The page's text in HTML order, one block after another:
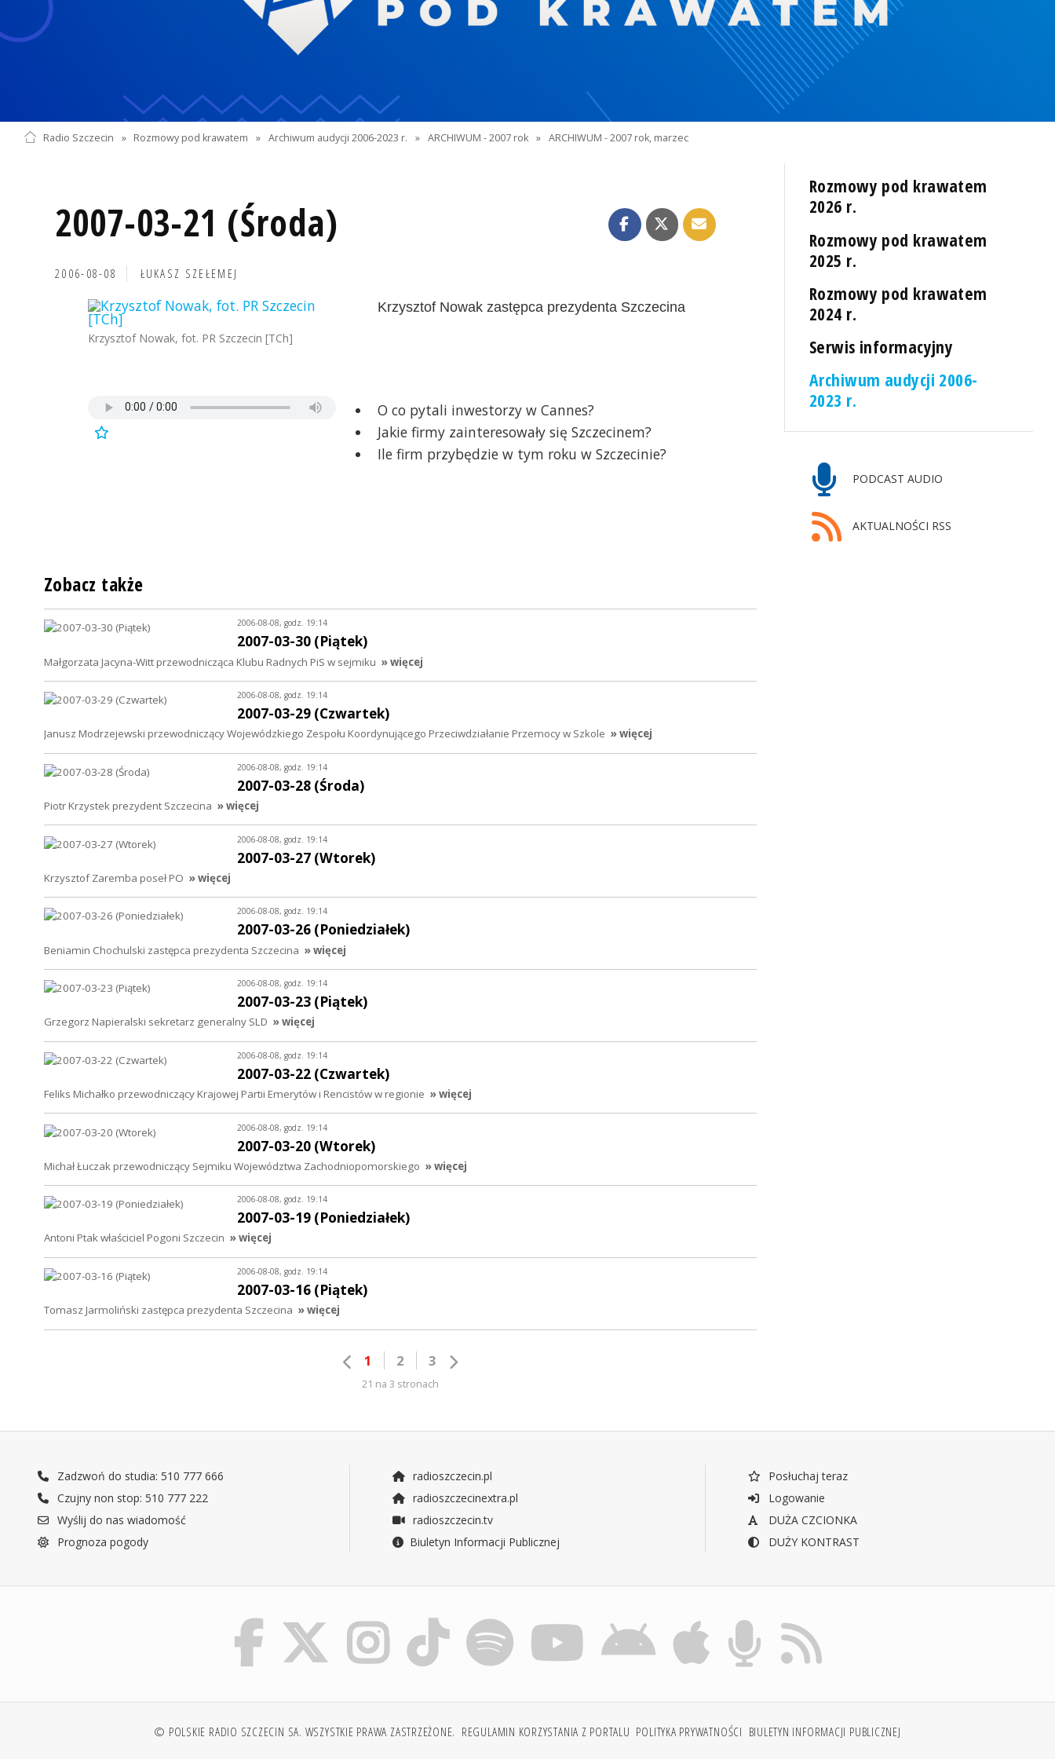
Radio Szczecin » Rozmowy pod krawatem » Archiwum audycji 2006-2023 r. » ARCHIWUM - 2007 rok » ARCHIWUM - 2007 rok, marzec
2007-03-21 (Środa)
2006-08-08 ŁUKASZ SZEŁEMEJ
Krzysztof Nowak, fot. PR Szczecin [TCh]
Krzysztof Nowak zastępca prezydenta Szczecina
O co pytali inwestorzy w Cannes?
Jakie firmy zainteresowały się Szczecinem?
Ile firm przybędzie w tym roku w Szczecinie?
Rozmowy pod krawatem
2026 r.
Rozmowy pod krawatem
2025 r.
Rozmowy pod krawatem
2024 r.
Serwis informacyjny
Archiwum audycji 2006-
2023 r.
PODCAST AUDIO
AKTUALNOŚCI RSS
Zobacz także
2006-08-08, godz. 19:14
2007-03-30 (Piątek)
Małgorzata Jacyna-Witt przewodnicząca Klubu Radnych PiS w sejmiku » więcej
2006-08-08, godz. 19:14
2007-03-29 (Czwartek)
Janusz Modrzejewski przewodniczący Wojewódzkiego Zespołu Koordynującego Przeciwdziałanie Przemocy w Szkole » więcej
2006-08-08, godz. 19:14
2007-03-28 (Środa)
Piotr Krzystek prezydent Szczecina » więcej
2006-08-08, godz. 19:14
2007-03-27 (Wtorek)
Krzysztof Zaremba poseł PO » więcej
2006-08-08, godz. 19:14
2007-03-26 (Poniedziałek)
Beniamin Chochulski zastępca prezydenta Szczecina » więcej
2006-08-08, godz. 19:14
2007-03-23 (Piątek)
Grzegorz Napieralski sekretarz generalny SLD » więcej
2006-08-08, godz. 19:14
2007-03-22 (Czwartek)
Feliks Michałko przewodniczący Krajowej Partii Emerytów i Rencistów w regionie » więcej
2006-08-08, godz. 19:14
2007-03-20 (Wtorek)
Michał Łuczak przewodniczący Sejmiku Województwa Zachodniopomorskiego » więcej
2006-08-08, godz. 19:14
2007-03-19 (Poniedziałek)
Antoni Ptak właściciel Pogoni Szczecin » więcej
2006-08-08, godz. 19:14
2007-03-16 (Piątek)
Tomasz Jarmoliński zastępca prezydenta Szczecina » więcej
1 2 3
21 na 3 stronach
Zadzwoń do studia: 510 777 666
Czujny non stop: 510 777 222
Wyślij do nas wiadomość
Prognoza pogody
radioszczecin.pl
radioszczecinextra.pl
radioszczecin.tv
Biuletyn Informacji Publicznej
Posłuchaj teraz
Logowanie
DUŻA CZCIONKA
DUŻY KONTRAST
© POLSKIE RADIO SZCZECIN SA. WSZYSTKIE PRAWA ZASTRZEŻONE. REGULAMIN KORZYSTANIA Z PORTALU POLITYKA PRYWATNOŚCI BIULETYN INFORMACJI PUBLICZNEJ